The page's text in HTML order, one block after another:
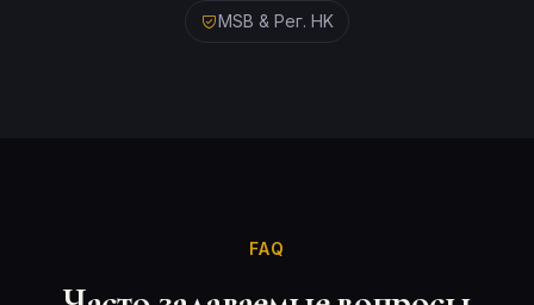
MSB & Рег. HK
FAQ